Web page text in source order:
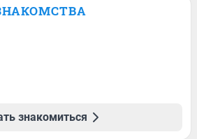
знакомиться